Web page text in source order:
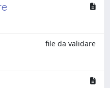
file da validare